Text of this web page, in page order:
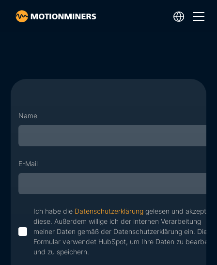
Name
E-Mail
Ich habe die Datenschutzerklärung gelesen und
diese. Außerdem willige ich der internen Verarbeitung
meiner Daten gemäß der Datenschutzerklärung ein.
Formular verwendet HubSpot, um Ihre Daten zu
und zu speichern.